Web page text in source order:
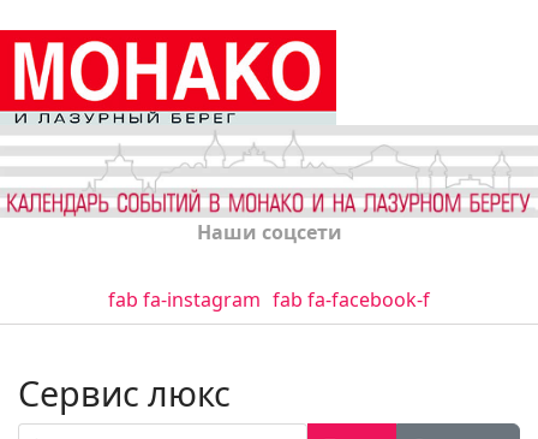
Наши соцсети
fab fa-instagram fab fa-facebook-f
Сервис люкс